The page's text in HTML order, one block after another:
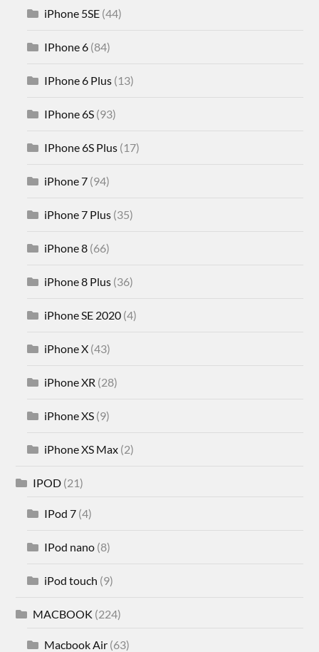
iPhone 5SE (44)
IPhone 6 (84)
IPhone 6 Plus (13)
IPhone 6S (93)
IPhone 6S Plus (17)
iPhone 7 (94)
iPhone 7 Plus (35)
iPhone 8 (66)
iPhone 8 Plus (36)
iPhone SE 2020 (4)
iPhone X (43)
iPhone XR (28)
iPhone XS (9)
iPhone XS Max (2)
IPOD (21)
IPod 7 (4)
IPod nano (8)
iPod touch (9)
MACBOOK (224)
Macbook Air (63)